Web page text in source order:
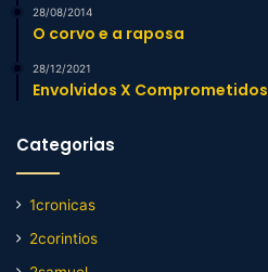
28/08/2014
O corvo e a raposa
28/12/2021
Envolvidos X Comprometidos
Categorias
1cronicas
2corintios